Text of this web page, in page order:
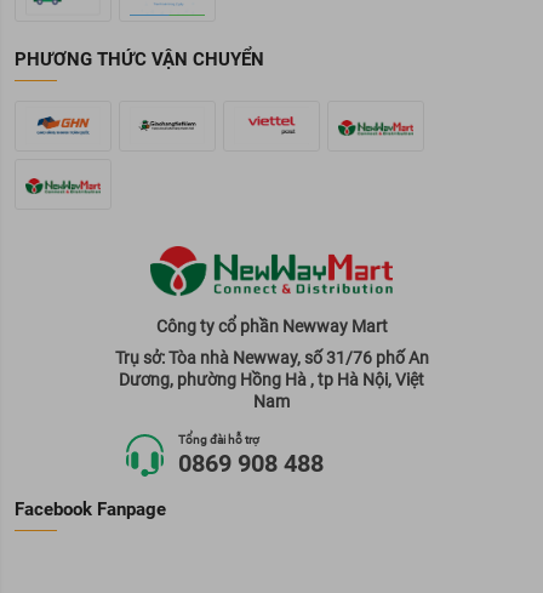
PHƯƠNG THỨC VẬN CHUYỂN
Công ty cổ phần Newway Mart
Trụ sở: Tòa nhà Newway, số 31/76 phố An
Dương, phường Hồng Hà , tp Hà Nội, Việt
Nam
Tổng đài hỗ trợ
0869 908 488
Facebook Fanpage